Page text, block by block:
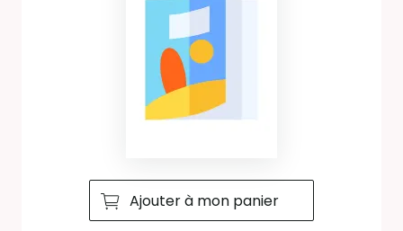
Ajouter à mon panier